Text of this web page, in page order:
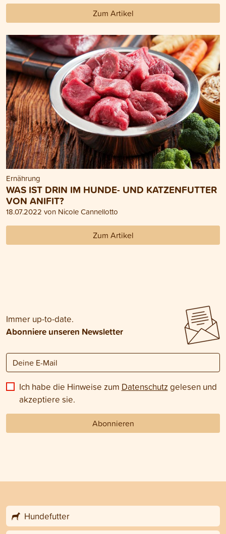
Zum Artikel
Ernährung
WAS IST DRIN IM HUNDE- UND KATZENFUTTER
VON ANIFIT?
18.07.2022 von Nicole Cannellotto
Zum Artikel
Immer up-to-date.
Abonniere unseren Newsletter
Ich habe die Hinweise zum Datenschutz gelesen und
akzeptiere sie.
Abonnieren
Hundefutter